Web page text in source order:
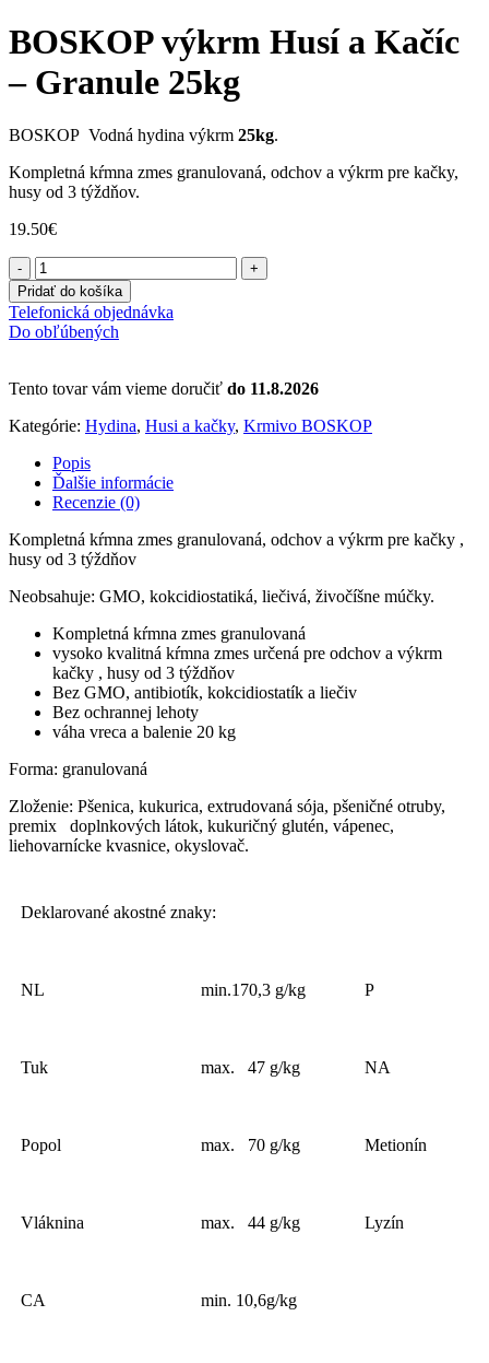
BOSKOP výkrm Husí a Kačíc
– Granule 25kg
BOSKOP Vodná hydina výkrm 25kg.
Kompletná kŕmna zmes granulovaná, odchov a výkrm pre kačky,
husy od 3 týždňov.
19.50€
množstvo
BOSKOP
výkrm
Husí
a
-
25kg
Pridať do košíka
Telefonická objednávka
Do obľúbených
Tento tovar vám vieme doručiť do 11.8.2026
Kategórie: Hydina, Husi a kačky, Krmivo BOSKOP
Popis
Ďalšie informácie
Recenzie (0)
Kompletná kŕmna zmes granulovaná, odchov a výkrm pre kačky ,
husy od 3 týždňov
Neobsahuje: GMO, kokcidiostatiká, liečivá, živočíšne múčky.
Kompletná kŕmna zmes granulovaná
vysoko kvalitná kŕmna zmes určená pre odchov a výkrm
kačky , husy od 3 týždňov
Bez GMO, antibiotík, kokcidiostatík a liečiv
Bez ochrannej lehoty
váha vreca a balenie 20 kg
Forma: granulovaná
Zloženie: Pšenica, kukurica, extrudovaná sója, pšeničné otruby,
premix doplnkových látok, kukuričný glutén, vápenec,
liehovarnícke kvasnice, okyslovač.
Deklarované akostné znaky:
NL min.170,3 g/kg P
Tuk max. 47 g/kg NA
Popol max. 70 g/kg Metionín
Vláknina max. 44 g/kg Lyzín
CA min. 10,6g/kg